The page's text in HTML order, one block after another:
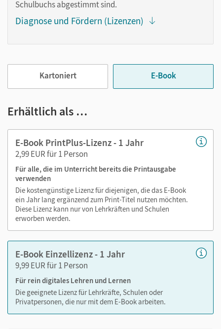
Die Medien sind wichtige Bestandteile dieses E-Books. Sie
sind seitengenau platziert, damit Sie und Ihre Schüler/-innen
gestalten Sie das Lehren und Lernen zeitsparend und
Medien in diesem E-Book:
Erklärfilme
Audios
Schulbuchs abgestimmt sind.
Diagnose und Fördern (Lizenzen)
Kartoniert E-Book
Erhältlich als …
E-Book PrintPlus-Lizenz - 1 Jahr
2,99 EUR für 1 Person
Für alle, die im Unterricht bereits die Printausgabe
verwenden
Die kostengünstige Lizenz für diejenigen, die das E-Book
ein Jahr lang ergänzend zum Print-Titel nutzen möchten.
Diese Lizenz kann nur von Lehrkräften und Schulen
erworben werden.
E-Book Einzellizenz - 1 Jahr
9,99 EUR für 1 Person
Für rein digitales Lehren und Lernen
Die geeignete Lizenz für Lehrkräfte, Schulen oder
Privatpersonen, die nur mit dem E-Book arbeiten.